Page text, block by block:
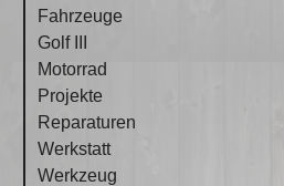
Fahrzeuge
Golf III
Motorrad
Projekte
Reparaturen
Werkstatt
Werkzeug